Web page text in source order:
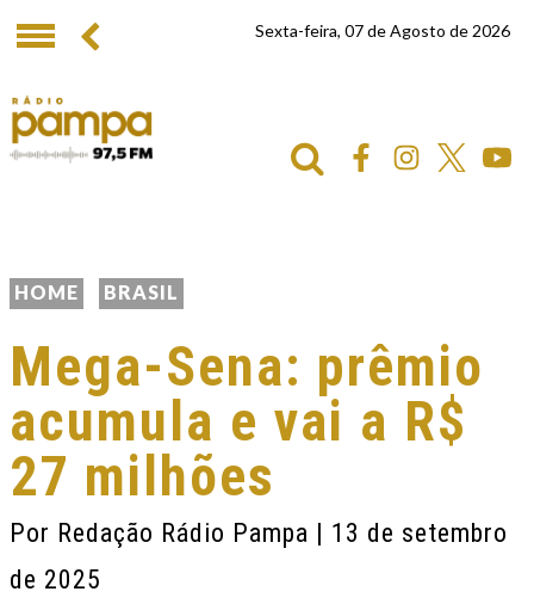
Sexta-feira, 07 de Agosto de 2026
HOME BRASIL
Mega-Sena: prêmio
acumula e vai a R$
27 milhões
Por Redação Rádio Pampa | 13 de setembro
de 2025